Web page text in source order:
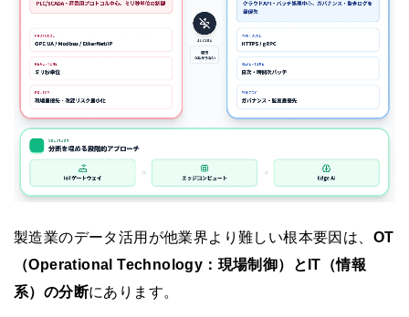
製造業のデータ活用が他業界より難しい根本要因は、 OT
（Operational Technology：現場制御）とIT（情報
系）の分断にあります。